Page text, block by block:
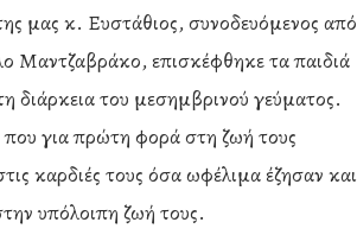
μας κ. Ευστάθιος, συνοδευόμενος από
Μαντζαβράκο, επισκέφθηκε τα παιδιά
διάρκεια του μεσημβρινού γεύματος.
για πρώτη φορά στη ζωή τους
καρδιές τους όσα ωφέλιμα έζησαν και
υπόλοιπη ζωή τους.